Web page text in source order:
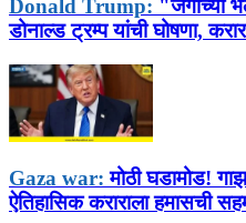
Donald Trump: "जगाच्या
डोनाल्ड ट्रम्प यांची घोषणा,
Gaza war: मोठी घडामोड!
ऐतिहासिक कराराला हमासची